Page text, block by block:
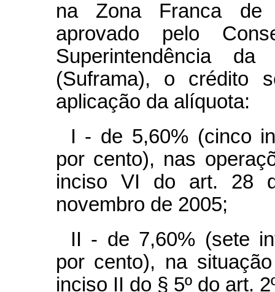
na Zona Franca de
aprovado pelo
Superintendência
(Suframa), o crédito
aplicação da alíquota:
I - de 5,60% (cinco
por cento), nas
inciso VI do art. 28
novembro de 2005;
II - de 7,60% (sete
por cento), na
inciso II do § 5º do art.